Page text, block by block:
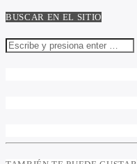
BUSCAR EN EL SITIO